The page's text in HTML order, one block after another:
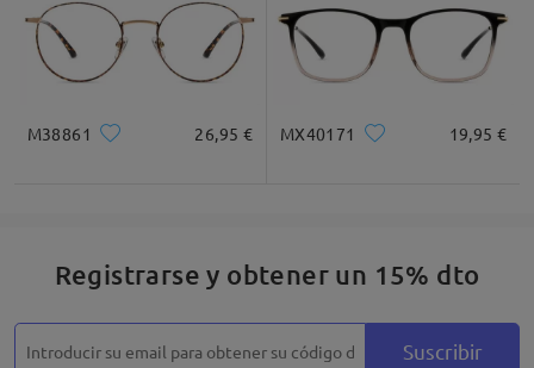
M38861 26,95 € MX40171 19,95 €
Registrarse y obtener un 15% dto
Suscribir